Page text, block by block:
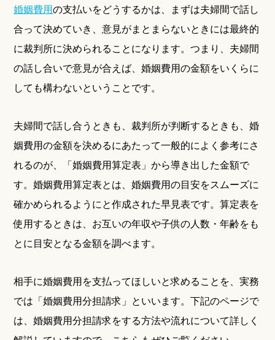
婚姻費用の支払いをどうするかは、まずは夫婦間で話し
合って決めていき、意見がまとまらないときには最終的
に裁判所に決められることになります。つまり、夫婦間
の話し合いで意見が合えば、婚姻費用の金額をいくらに
しても構わないということです。
夫婦間で話し合うときも、裁判所が判断するときも、婚
姻費用の金額を決めるにあたって一般的によく参考にさ
れるのが、「婚姻費用算定表」から導き出した金額で
す。婚姻費用算定表とは、婚姻費用の目安をスムーズに
確かめられるようにと作成された早見表です。算定表を
使用するときは、お互いの年収や子供の人数・年齢をも
とに目安となる金額を調べます。
相手に婚姻費用を支払ってほしいと求めることを、実務
では「婚姻費用分担請求」といいます。下記のページで
は、婚姻費用分担請求をする方法や流れについて詳しく